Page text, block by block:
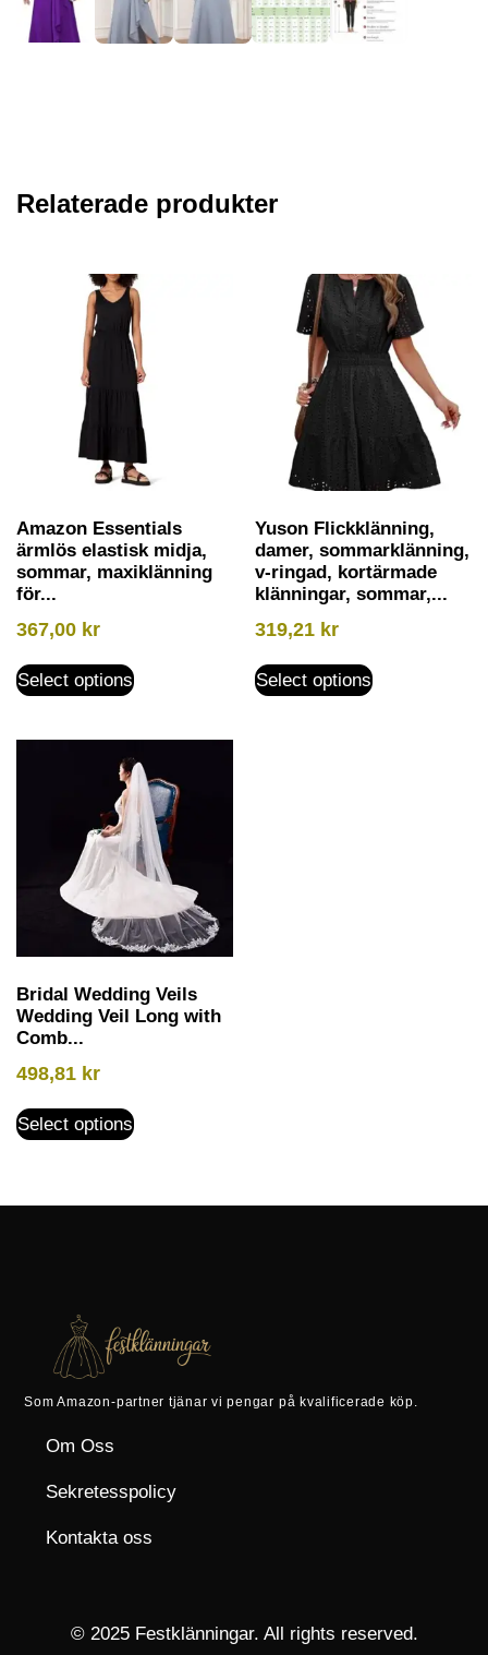
Relaterade produkter
Amazon Essentials
ärmlös elastisk midja,
sommar, maxiklänning
för...
367,00 kr
Select options
Yuson Flickklänning,
damer, sommarklänning,
v-ringad, kortärmade
klänningar, sommar,...
319,21 kr
Select options
Bridal Wedding Veils
Wedding Veil Long with
Comb...
498,81 kr
Select options
Som Amazon-partner tjänar vi pengar på kvalificerade köp.
Om Oss
Sekretesspolicy
Kontakta oss
© 2025 Festklänningar. All rights reserved.